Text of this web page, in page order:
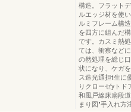
構造。フラット
ルエッジ材を使
ルミフレーム構
を四方に組んだ
です。カスミ熱
ては、衝察など
の然処理を総じ
状になり、ケガ
ス造光通担t生に
りクローゼyトド
和風戸線床扇段
まり図"手入れ方